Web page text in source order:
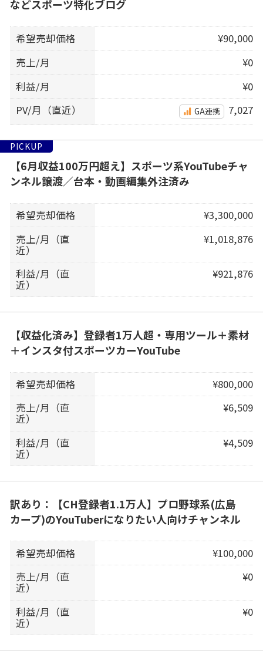
などスポーツ特化ブログ
希望売却価格
¥90,000
売上/月
¥0
利益/月
¥0
PV/月（直近）
GA連携 7,027
PICKUP
【6月収益100万円超え】スポーツ系YouTubeチャ
ンネル譲渡／台本・動画編集外注済み
希望売却価格
¥3,300,000
売上/月（直
近）
¥1,018,876
利益/月（直
近）
¥921,876
【収益化済み】登録者1万人超・専用ツール＋素材
＋インスタ付スポーツカーYouTube
希望売却価格
¥800,000
売上/月（直
近）
¥6,509
利益/月（直
近）
¥4,509
訳あり：【CH登録者1.1万人】プロ野球系(広島
カープ)のYouTuberになりたい人向けチャンネル
希望売却価格
¥100,000
売上/月（直
近）
¥0
利益/月（直
近）
¥0